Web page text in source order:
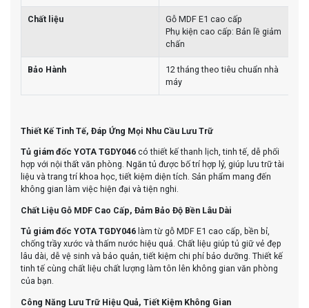
Chất liệu
Gỗ MDF E1 cao cấp
Phụ kiện cao cấp: Bản lề giảm
chấn
Bảo Hành
12 tháng theo tiêu chuẩn nhà
máy
Thiết Kế Tinh Tế, Đáp Ứng Mọi Nhu Cầu Lưu Trữ
Tủ giám đốc YOTA TGDY046 có thiết kế thanh lịch, tinh tế, dễ phối
hợp với nội thất văn phòng. Ngăn tủ được bố trí hợp lý, giúp lưu trữ tài
liệu và trang trí khoa học, tiết kiệm diện tích. Sản phẩm mang đến
không gian làm việc hiện đại và tiện nghi.
Chất Liệu Gỗ MDF Cao Cấp, Đảm Bảo Độ Bền Lâu Dài
Tủ giám đốc YOTA TGDY046 làm từ gỗ MDF E1 cao cấp, bền bỉ,
chống trầy xước và thấm nước hiệu quả. Chất liệu giúp tủ giữ vẻ đẹp
lâu dài, dễ vệ sinh và bảo quản, tiết kiệm chi phí bảo dưỡng. Thiết kế
tinh tế cùng chất liệu chất lượng làm tôn lên không gian văn phòng
của bạn.
Công Năng Lưu Trữ Hiệu Quả, Tiết Kiệm Không Gian